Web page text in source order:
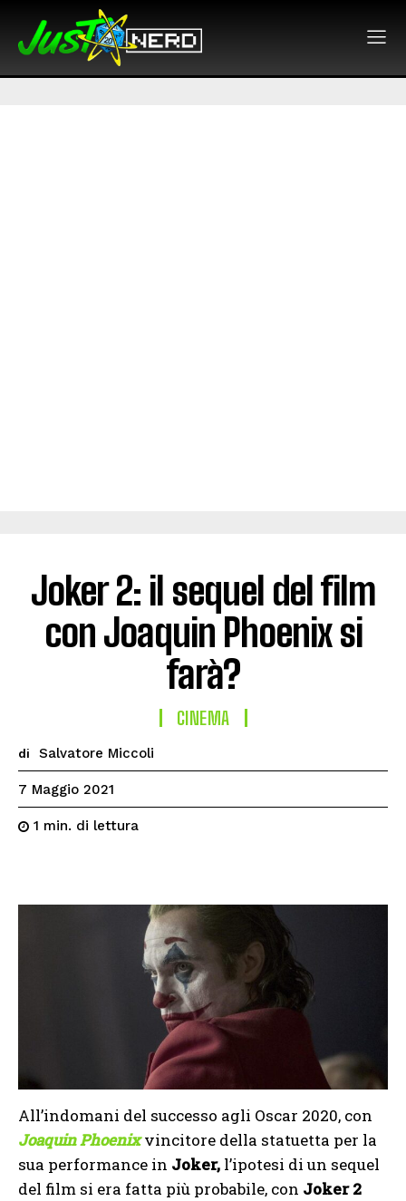
Joker 2: il sequel del film
con Joaquin Phoenix si
farà?
CINEMA
di Salvatore Miccoli
7 Maggio 2021
1 min. di lettura
All’indomani del successo agli Oscar 2020, con
Joaquin Phoenixvincitore della statuetta per la
sua performance in Joker, l’ipotesi di un sequel
del film si era fatta più probabile, con Joker 2